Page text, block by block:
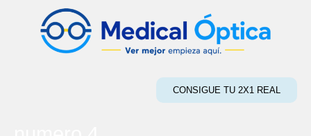
CONSIGUE TU 2X1 REAL